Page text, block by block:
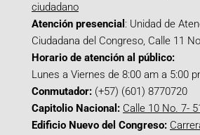
ciudadano
Atención presencial : Unidad de
Ciudadana del Congreso, Calle 11
Horario de atención al público:
Lunes a Viernes de 8:00 am a 5:00
Conmutador: (+57) (601) 8770720
Capitolio Nacional: Calle 10 No. 7-
Edificio Nuevo del Congreso: